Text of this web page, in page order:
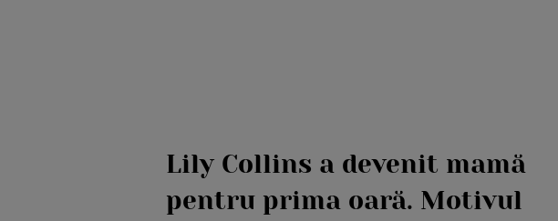
Lily Collins a devenit mamă
pentru prima oară. Motivul